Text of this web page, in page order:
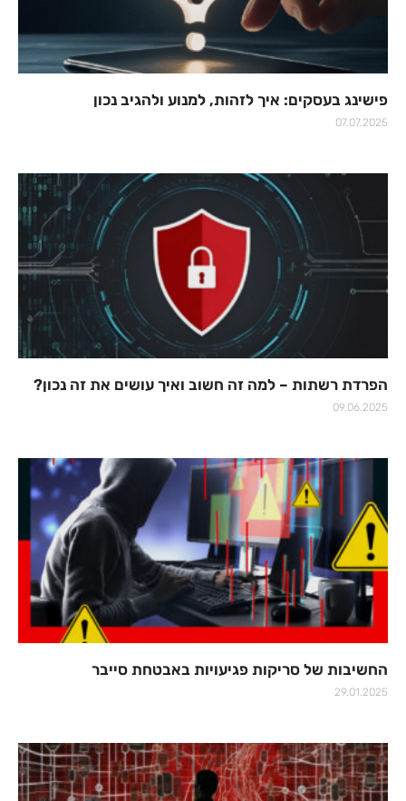
פישינג בעסקים: איך לזהות, למנוע ולהגיב נכון
07.07.2025
הפרדת רשתות – למה זה חשוב ואיך עושים את זה נכון?
09.06.2025
החשיבות של סריקות פגיעויות באבטחת סייבר
29.01.2025